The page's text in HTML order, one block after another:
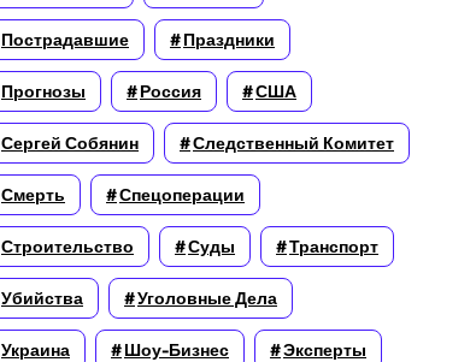
Пострадавшие Праздники
Прогнозы Россия США
Сергей Собянин Следственный Комитет
Смерть Спецоперации
Строительство Суды Транспорт
Убийства Уголовные Дела
Украина Шоу-Бизнес Эксперты